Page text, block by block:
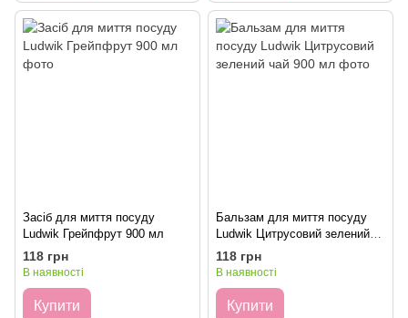
Засіб для миття посуду
Ludwik Грейпфрут 900 мл
118 грн
В наявності
Купити
Бальзам для миття посуду
Ludwik Цитрусовий зелений
чай 900 мл
118 грн
В наявності
Купити